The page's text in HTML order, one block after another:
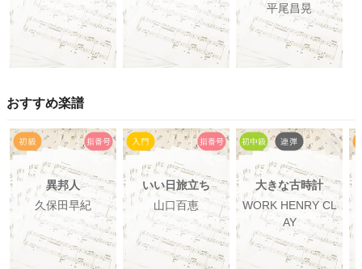
平尾昌晃
おすすめ楽譜
異邦人
久保田早紀
いい日旅立ち
山口百恵
大きな古時計
WORK HENRY CL
AY